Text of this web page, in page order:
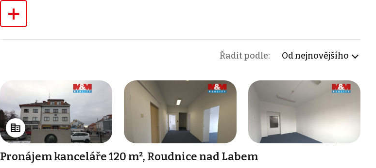
+
Řadit podle: Od nejnovějšího
Pronájem kanceláře 120 m², Roudnice nad Labem